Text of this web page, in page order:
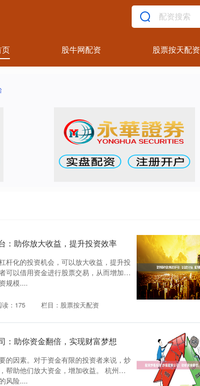
页 股牛网配资 股票按天配资
：助你放大收益，提升投资效率
杆化的投资机会，可以放大收益，提升投
可以借用资金进行股票交易，从而增加投
规模....
读：175 栏目：股票按天配资
：助你资金翻倍，实现财富梦想
的因素。对于资金有限的投资者来说，炒
帮助他们放大资金，增加收益。 杭州专
风险....